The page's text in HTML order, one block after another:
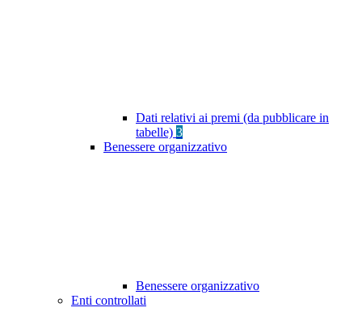
Dati relativi ai premi (da pubblicare in
tabelle) 3
Benessere organizzativo
Benessere organizzativo
Enti controllati